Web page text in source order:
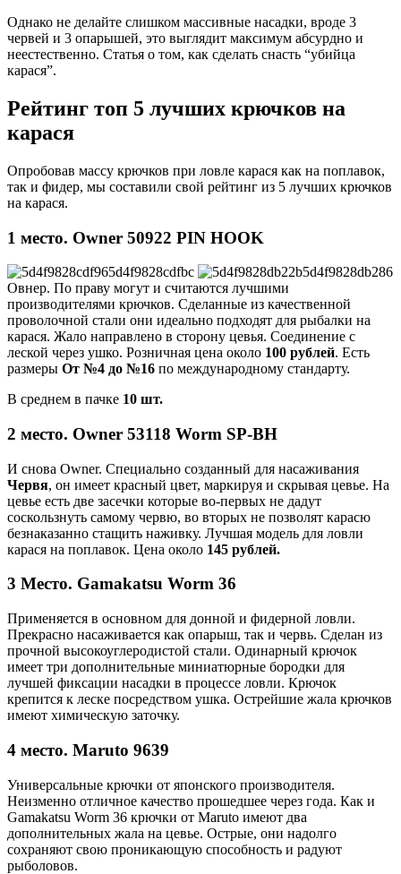
Однако не делайте слишком массивные насадки, вроде 3
червей и 3 опарышей, это выглядит максимум абсурдно и
неестественно. Статья о том, как сделать снасть “убийца
карася”.
Рейтинг топ 5 лучших крючков на
карася
Опробовав массу крючков при ловле карася как на поплавок,
так и фидер, мы составили свой рейтинг из 5 лучших крючков
на карася.
1 место. Owner 50922 PIN HOOK
Овнер. По праву могут и считаются лучшими
производителями крючков. Сделанные из качественной
проволочной стали они идеально подходят для рыбалки на
карася. Жало направлено в сторону цевья. Соединение с
леской через ушко. Розничная цена около 100 рублей. Есть
размеры От №4 до №16 по международному стандарту.
В среднем в пачке 10 шт.
2 место. Owner 53118 Worm SP-BH
И снова Owner. Специально созданный для насаживания
Червя, он имеет красный цвет, маркируя и скрывая цевье. На
цевье есть две засечки которые во-первых не дадут
соскользнуть самому червю, во вторых не позволят карасю
безнаказанно стащить наживку. Лучшая модель для ловли
карася на поплавок. Цена около 145 рублей.
3 Место. Gamakatsu Worm 36
Применяется в основном для донной и фидерной ловли.
Прекрасно насаживается как опарыш, так и червь. Сделан из
прочной высокоуглеродистой стали. Одинарный крючок
имеет три дополнительные миниатюрные бородки для
лучшей фиксации насадки в процессе ловли. Крючок
крепится к леске посредством ушка. Острейшие жала крючков
имеют химическую заточку.
4 место. Maruto 9639
Универсальные крючки от японского производителя.
Неизменно отличное качество прошедшее через года. Как и
Gamakatsu Worm 36 крючки от Maruto имеют два
дополнительных жала на цевье. Острые, они надолго
сохраняют свою проникающую способность и радуют
рыболовов.